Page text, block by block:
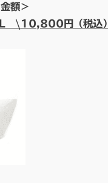
額＞
\10,800円（税込）